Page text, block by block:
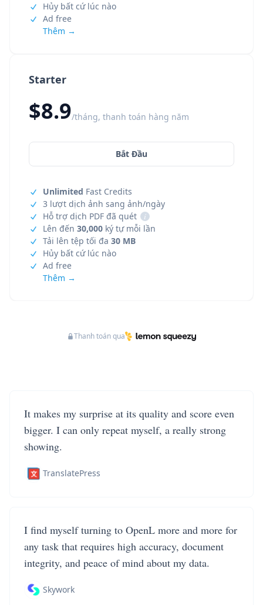
Starter
$8.9/tháng, thanh toán hàng năm
Bắt Đầu
Unlimited Fast Credits
3 lượt dịch ảnh sang ảnh/ngày
Hỗ trợ dịch PDF đã quét
i
Lên đến 30,000 ký tự mỗi lần
Tải lên tệp tối đa 30 MB
Hủy bất cứ lúc nào
Ad free
Thêm →
Hủy bất cứ lúc nào
Ad free
Thêm →
Thanh toán qua
It makes my surprise at its quality and score even
bigger. I can only repeat myself, a really strong
showing.
TranslatePress
I find myself turning to OpenL more and more for
any task that requires high accuracy, document
integrity, and peace of mind about my data.
Skywork